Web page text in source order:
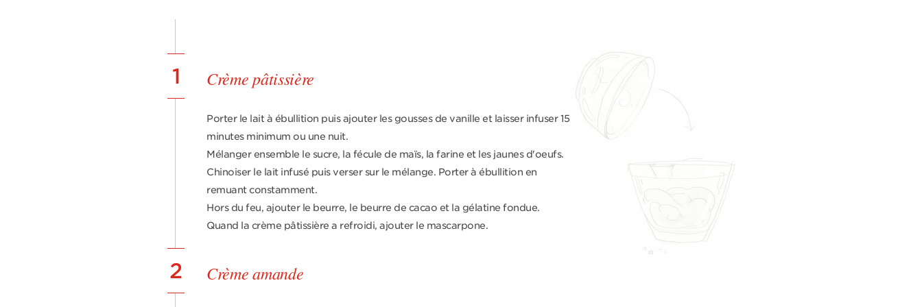
1 Crème pâtissière
Porter le lait à ébullition puis ajouter les gousses de vanille et laisser infuser 15
minutes minimum ou une nuit.
Mélanger ensemble le sucre, la fécule de maïs, la farine et les jaunes d'oeufs.
Chinoiser le lait infusé puis verser sur le mélange. Porter à ébullition en
remuant constamment.
Hors du feu, ajouter le beurre, le beurre de cacao et la gélatine fondue.
Quand la crème pâtissière a refroidi, ajouter le mascarpone.
2 Crème amande